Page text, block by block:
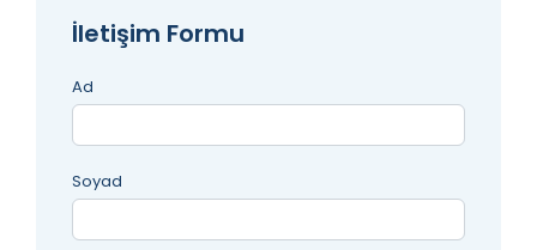
İletişim Formu
Ad
Soyad